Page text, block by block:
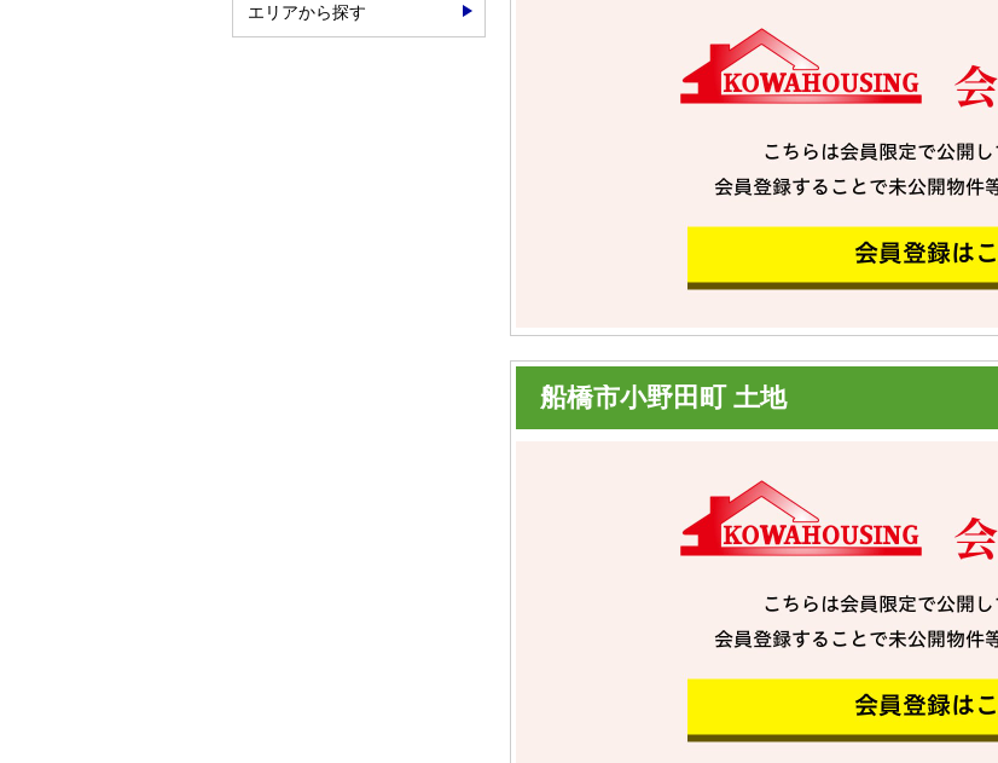
船橋市小野田町 土地
エリアから探す